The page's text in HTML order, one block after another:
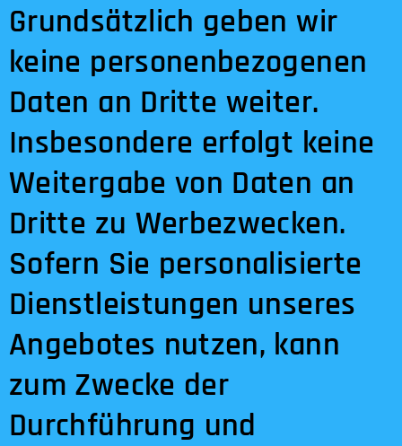
Grundsätzlich geben wir
keine personenbezogenen
Daten an Dritte weiter.
Insbesondere erfolgt keine
Weitergabe von Daten an
Dritte zu Werbezwecken.
Sofern Sie personalisierte
Dienstleistungen unseres
Angebotes nutzen, kann
zum Zwecke der
Durchführung und